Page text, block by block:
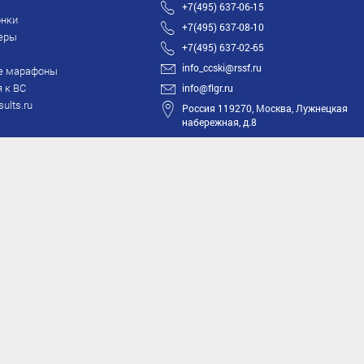
марафоны
к ВС
+7(495) 637-06-15
+7(495) 637-08-10
+7(495) 637-02-65
info_ccski@rssf.ru
info@flgr.ru
Россия 119270, Москва, Лужнецкая
набережная, д.8